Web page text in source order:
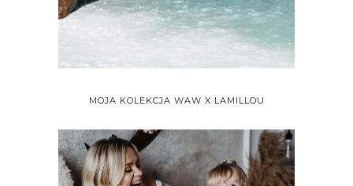
MOJA KOLEKCJA WAW X LAMILLOU